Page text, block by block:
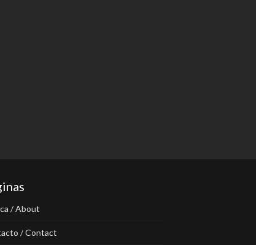
/ About
/ Contact